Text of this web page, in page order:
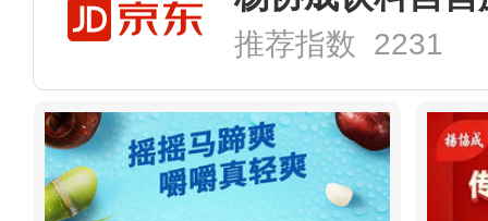
推荐指数 2231